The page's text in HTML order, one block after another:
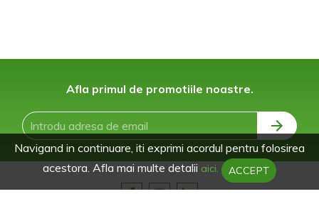
Afla primul de promotiile noastre.
Navigand in continuare, iti exprimi acordul pentru folosirea
acestora. Afla mai multe detalii aici. ACCEPT